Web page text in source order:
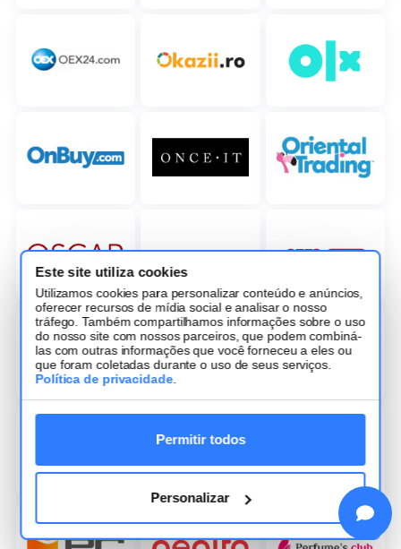
Este site utiliza cookies
Utilizamos cookies para personalizar conteúdo e anúncios,
oferecer recursos de mídia social e analisar o nosso
tráfego. Também compartilhamos informações sobre o uso
do nosso site com nossos parceiros, que podem combiná-
las com outras informações que você forneceu a eles ou
que foram coletadas durante o uso de seus serviços.
Política de privacidade
Permitir todos
Personalizar